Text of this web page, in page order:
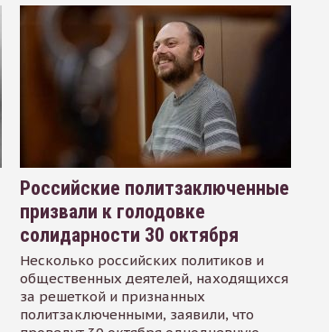
Российские политзаключенные
призвали к голодовке
солидарности 30 октября
Несколько российских политиков и
общественных деятелей, находящихся
за решеткой и признанных
политзаключенными, заявили, что